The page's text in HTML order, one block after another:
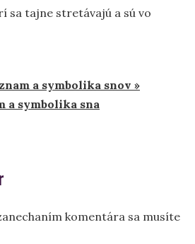
sa tajne stretávajú a sú vo
a symbolika snov »
a symbolika sna
komentára sa musíte